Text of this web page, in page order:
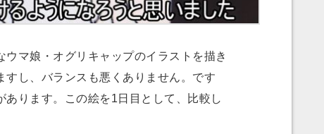
マ娘・オグリキャップのイラストを描き
すし、バランスも悪くありません。です
あります。この絵を1日目として、比較し